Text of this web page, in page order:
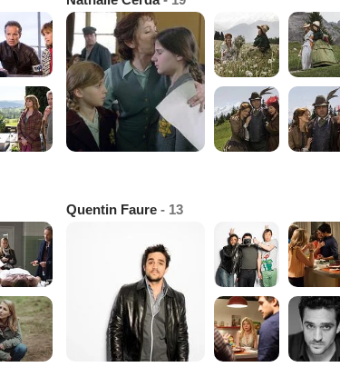
Quentin Faure - 13